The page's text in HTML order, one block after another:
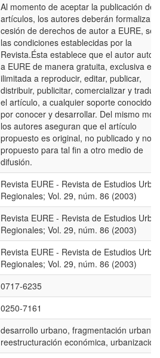
Al momento de aceptar la publicación de
artículos, los autores deberán formalizar
cesión de derechos de autor a EURE,
las condiciones establecidas por la
Revista.Ésta establece que el autor
a EURE de manera gratuita, exclusiva e
ilimitada a reproducir, editar, publicar,
distribuir, publicitar, comercializar y
el artículo, a cualquier soporte conocido o
por conocer y desarrollar. Del mismo
los autores aseguran que el artículo
propuesto es original, no publicado y no
propuesto para tal fin a otro medio de
difusión.
Revista EURE - Revista de Estudios
Regionales; Vol. 29, núm. 86 (2003)
Revista EURE - Revista de Estudios
Regionales; Vol. 29, núm. 86 (2003)
Revista EURE - Revista de Estudios
Regionales; Vol. 29, núm. 86 (2003)
0717-6235
0250-7161
desarrollo urbano, fragmentación urbana,
reestructuración económica, urbanización